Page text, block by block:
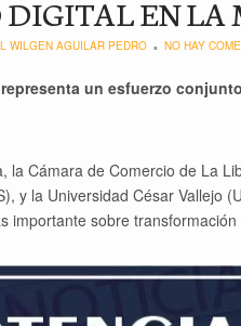
EN LA
WILGEN AGUILAR PEDRO NO HAY
un esfuerzo
la Cámara de Comercio de La
y la Universidad César Vallejo
importante sobre